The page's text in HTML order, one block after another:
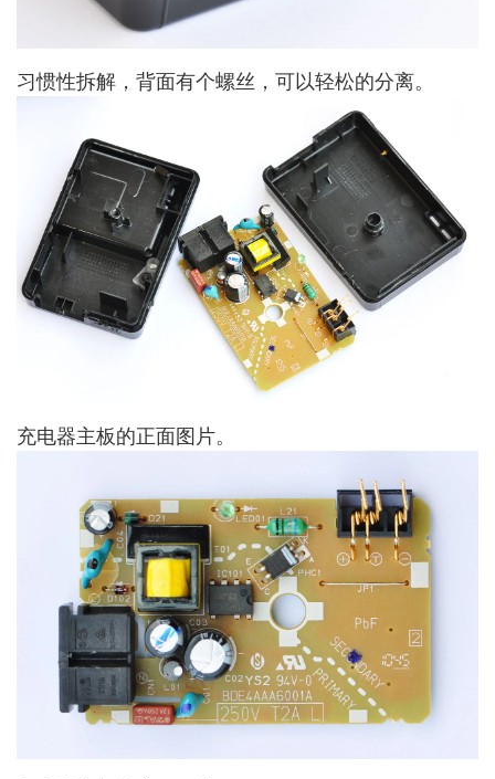
习惯性拆解，背面有个螺丝，可以轻松的分离。
充电器主板的正面图片。